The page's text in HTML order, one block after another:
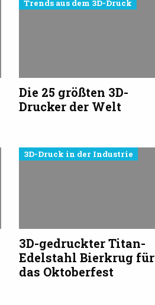
Trends aus dem 3D-Druck
Die 25 größten 3D-
Drucker der Welt
3D-Druck in der Industrie
3D-gedruckter Titan-
Edelstahl Bierkrug für
das Oktoberfest